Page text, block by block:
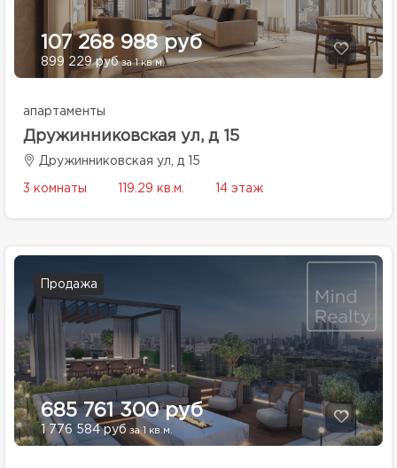
107 268 988 руб
899 229 рубза 1 кв.м.
апартаменты
Дружинниковская ул, д 15
Дружинниковская ул, д 15
3 комнаты 119.29 кв.м. 14 этаж
Продажа
685 761 300 руб
1 776 584 руб за 1 кв.м.